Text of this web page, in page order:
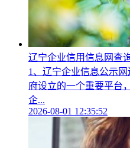
辽宁企业信用信息网查
1、辽宁企业信息公示
府设立的一个重要平台
企...
2026-08-01 12:35:52